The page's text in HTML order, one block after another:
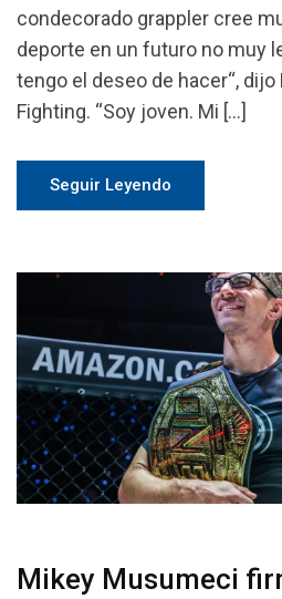
condecorado grappler cree
deporte en un futuro no muy
tengo el deseo de hacer“,
Fighting. “Soy joven. Mi […]
Seguir Leyendo
Mikey Musumeci